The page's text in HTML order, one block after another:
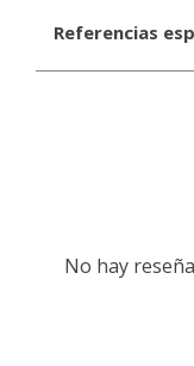
Referencias
No hay